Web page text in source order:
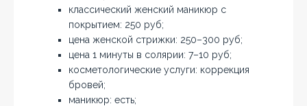
классический женский маникюр с
покрытием: 250 руб;
цена женской стрижки: 250–300 руб;
цена 1 минуты в солярии: 7–10 руб;
косметологические услуги: коррекция
бровей;
маникюр: есть;